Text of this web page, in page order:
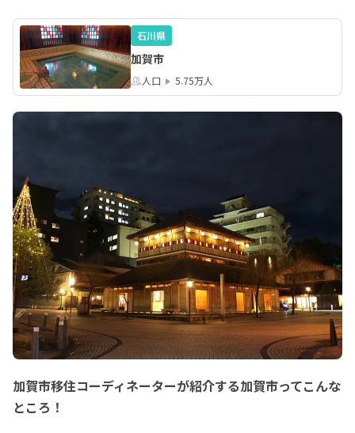
した。この町の文化の懐を深さを実感
しているようです。
ださい。
https://
u
石川県
加賀市
人口 5.75万人
加賀市移住コーディネーターが紹介する加賀市ってこんな
ところ！